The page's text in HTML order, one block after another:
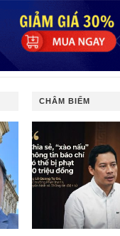
CHÂM BIẾM